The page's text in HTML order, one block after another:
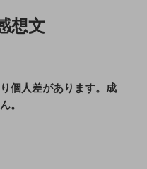
想文
個人差があります。成
。